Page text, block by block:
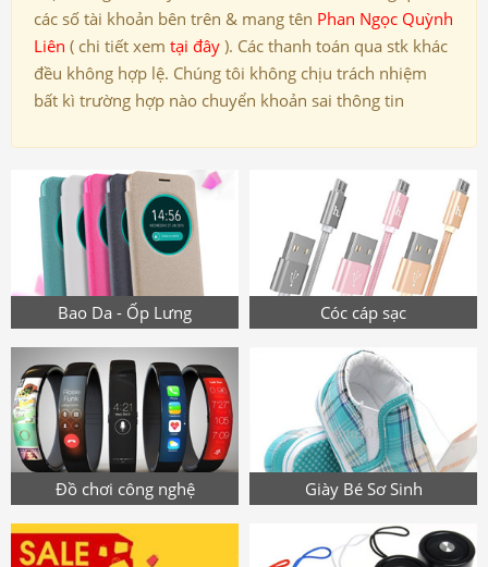
các số tài khoản bên trên & mang tên Phan Ngọc Quỳnh
Liên ( chi tiết xem tại đây ). Các thanh toán qua stk khác
đều không hợp lệ. Chúng tôi không chịu trách nhiệm
bất kì trường hợp nào chuyển khoản sai thông tin
Bao Da - Ốp Lưng Cóc cáp sạc
Đồ chơi công nghệ Giày Bé Sơ Sinh